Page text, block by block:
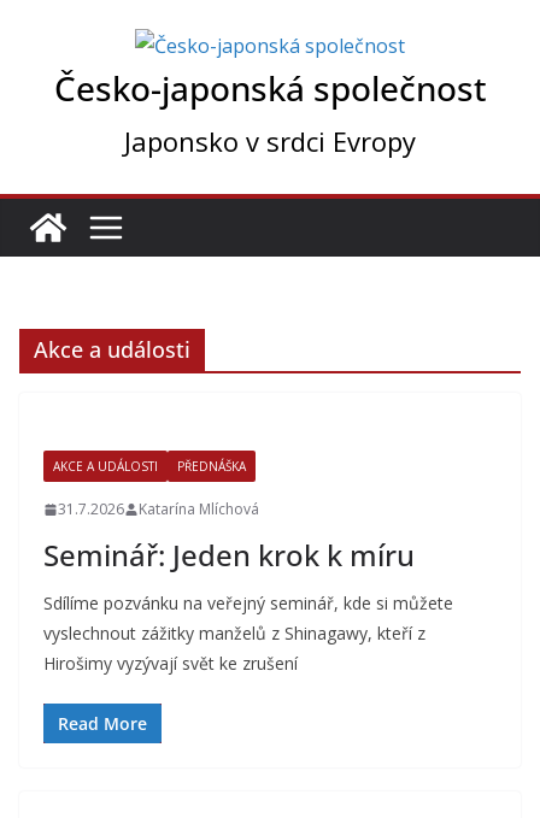
Česko-japonská společnost
Japonsko v srdci Evropy
Akce a události
AKCE A UDÁLOSTI PŘEDNÁŠKA
31.7.2026 Katarína Mlíchová
Seminář: Jeden krok k míru
Sdílíme pozvánku na veřejný seminář, kde si můžete
vyslechnout zážitky manželů z Shinagawy, kteří z
Hirošimy vyzývají svět ke zrušení
Read More